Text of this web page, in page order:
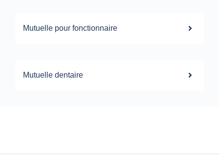
Mutuelle pour fonctionnaire
Mutuelle dentaire